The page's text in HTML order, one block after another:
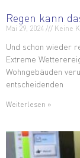
Regen kann
Mai 29, 2024 Keine
Und schon wieder
Extreme
Wohngebäuden
entscheidenden
Weiterlesen »